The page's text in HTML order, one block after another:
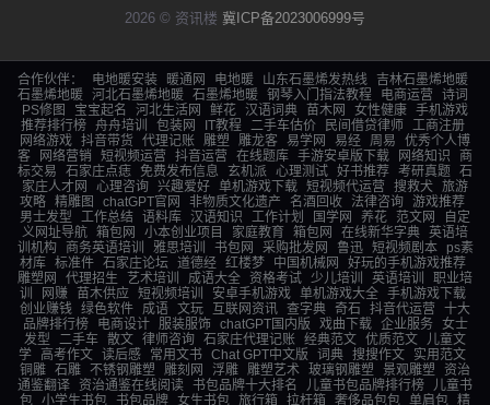
2026 © 资讯楼 冀ICP备2023006999号
合作伙伴： 电地暖安装 暖通网 电地暖 山东石墨烯发热线
吉林石墨烯地暖
石墨烯地暖
河北石墨烯地暖 石墨烯地暖 钢琴入门指法教程 电商运营
诗词
PS修图
宝宝起名 河北生活网 鲜花 汉语词典 苗木网 女性健康 手机游戏
推荐排行榜
舟舟培训 包装网 IT教程 二手车估价 民间借贷律师
工商注册
网络游戏 抖音带货 代理记账 雕塑 雕龙客 易学网 易经 周易
优秀个人博
客
网络营销 短视频运营 抖音运营 在线题库 手游安卓版下载 网络知识
商
标交易
石家庄点痣 免费发布信息 玄机派 心理测试 好书推荐 考研真题 石
家庄人才网
心理咨询 兴趣爱好 单机游戏下载 短视频代运营 搜救犬 旅游
攻略 精雕图 chatGPT官网 非物质文化遗产 名酒回收 法律咨询 游戏推荐
男士发型
工作总结 语料库 汉语知识 工作计划 国学网 养花 范文网
自定
义网址导航 箱包网 小本创业项目 家庭教育 箱包网 在线新华字典 英语培
训机构
商务英语培训 雅思培训 书包网 采购批发网 鲁迅 短视频剧本
ps素
材库
标准件 石家庄论坛 道德经 红楼梦 中国机械网
好玩的手机游戏推荐
雕塑网
代理招生 艺术培训 成语大全 资格考试 少儿培训 英语培训
职业培
训
网赚 苗木供应 短视频培训 安卓手机游戏 单机游戏大全
手机游戏下载
创业赚钱
绿色软件 成语 文玩 互联网资讯 查字典 奇石 抖音代运营 十大
品牌排行榜
电商设计 服装服饰 chatGPT国内版 戏曲下载 企业服务
女士
发型
二手车 散文 律师咨询 石家庄代理记账 经典范文 优质范文
儿童文
学 高考作文 读后感 常用文书 Chat GPT中文版 词典 搜搜作文
实用范文
铜雕 石雕 不锈钢雕塑 雕刻网 浮雕 雕塑艺术 玻璃钢雕塑 景观雕塑
资治
通鉴翻译
资治通鉴在线阅读 书包品牌十大排名 儿童书包品牌排行榜
儿童书
包 小学生书包 书包品牌 女生书包 旅行箱 拉杆箱 奢侈品包包 单肩包 精